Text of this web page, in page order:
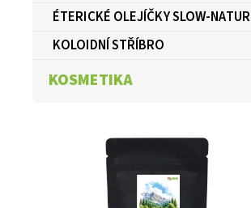
ÉTERICKÉ OLEJÍČKY SLOW-NATUR
KOLOIDNÍ STŘÍBRO
KOSMETIKA